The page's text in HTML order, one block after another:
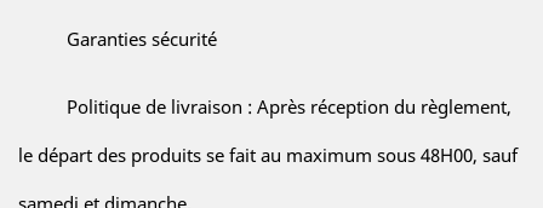
Garanties sécurité
Politique de livraison : Après réception du règlement,
le départ des produits se fait au maximum sous 48H00, sauf
samedi et dimanche.